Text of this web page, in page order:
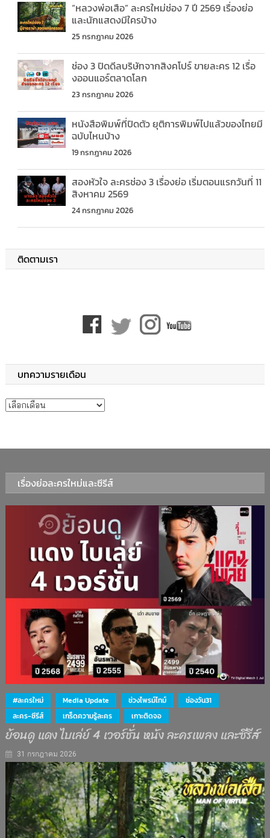
“หลวงพ่อเสือ” ละครใหม่ช่อง 7 ปี 2569 เรื่องย่อ
และนักแสดงมีใครบ้าง
25 กรกฎาคม 2026
ช่อง 3 ปิดดีลบริษัทจากสิงคโปร์ ขายละคร 12 เรื่อ
งออนแอร์ตลาดโลก
23 กรกฎาคม 2026
หนังสือพิมพ์ที่ปิดตัว ยุติการพิมพ์ไปแล้วของไทยมี
ฉบับไหนบ้าง
19 กรกฎาคม 2026
สองหัวใจ ละครช่อง 3 เรื่องย่อ เริ่มตอนแรกวันที่ 11
สิงหาคม 2569
24 กรกฎาคม 2026
ติดตามเรา
บทความรายเดือน
บทความรายเดือน
เรื่องย่อละครใหม่และซีรีส์
#ละครใหม่ Media Update ช่วงไพรม์ไทม์
ช่องวัน31
ละคร-ซีรีส์
เกร็ดความรู้ละคร เกาะติดจอ
ย้อนดู แดง ไบเล่ย์ 4 เวอร์ชั่น หนัง ละครเพลง และซีรีส์
31 กรกฎาคม 2026